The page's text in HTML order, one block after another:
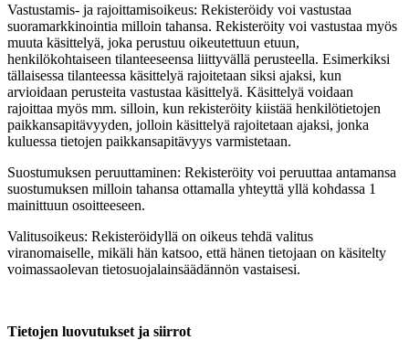
Vastustamis- ja rajoittamisoikeus: Rekisteröidy voi vastustaa
suoramarkkinointia milloin tahansa. Rekisteröity voi vastustaa myös
muuta käsittelyä, joka perustuu oikeutettuun etuun,
henkilökohtaiseen tilanteeseensa liittyvällä perusteella. Esimerkiksi
tällaisessa tilanteessa käsittelyä rajoitetaan siksi ajaksi, kun
arvioidaan perusteita vastustaa käsittelyä. Käsittelyä voidaan
rajoittaa myös mm. silloin, kun rekisteröity kiistää henkilötietojen
paikkansapitävyyden, jolloin käsittelyä rajoitetaan ajaksi, jonka
kuluessa tietojen paikkansapitävyys varmistetaan.
Suostumuksen peruuttaminen: Rekisteröity voi peruuttaa antamansa
suostumuksen milloin tahansa ottamalla yhteyttä yllä kohdassa 1
mainittuun osoitteeseen.
Valitusoikeus: Rekisteröidyllä on oikeus tehdä valitus
viranomaiselle, mikäli hän katsoo, että hänen tietojaan on käsitelty
voimassaolevan tietosuojalainsäädännön vastaisesi.
Tietojen luovutukset ja siirrot